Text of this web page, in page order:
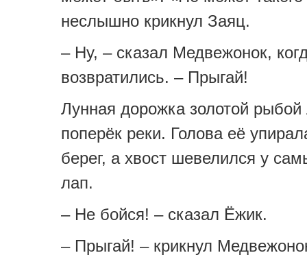
неслышно крикнул Заяц.
– Ну, – сказал Медвежонок,
возвратились. – Прыгай!
Лунная дорожка золотой
поперёк реки. Голова её
берег, а хвост шевелился у
лап.
– Не бойся! – сказал Ёжик.
– Прыгай! – крикнул